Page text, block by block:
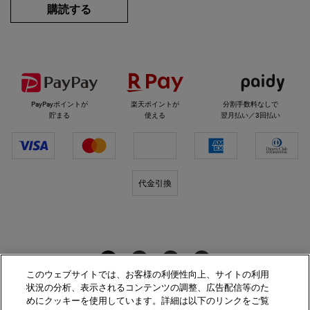
購読する
PayPayポイントが
貯まる
楽天ポイントが
使える
分割手数料なしで
翌月払い／3回払い
代金引換
このウェブサイトでは、お客様の利便性向上、サイトの利用
状況の分析、表示されるコンテンツの調整、広告配信等のた
めにクッキーを使用しています。詳細は以下のリンクをご覧